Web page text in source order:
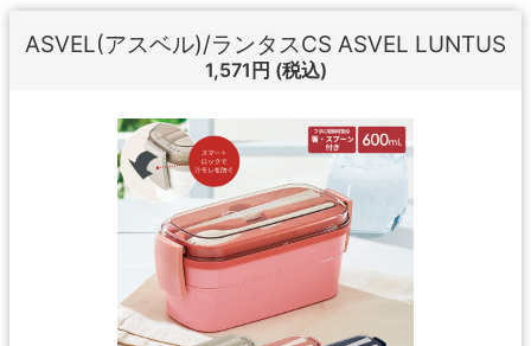
ASVEL(アスベル)/ランタスCS ASVEL LUNTUS
1,571円 (税込)